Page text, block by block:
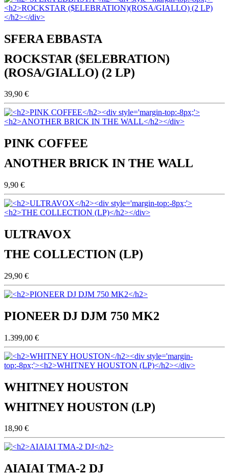
SFERA EBBASTA
ROCKSTAR ($ELEBRATION)
(ROSA/GIALLO) (2 LP)
39,90 €
PINK COFFEE
ANOTHER BRICK IN THE WALL
9,90 €
ULTRAVOX
THE COLLECTION (LP)
29,90 €
PIONEER DJ DJM 750 MK2
1.399,00 €
WHITNEY HOUSTON
WHITNEY HOUSTON (LP)
18,90 €
AIAIAI TMA-2 DJ